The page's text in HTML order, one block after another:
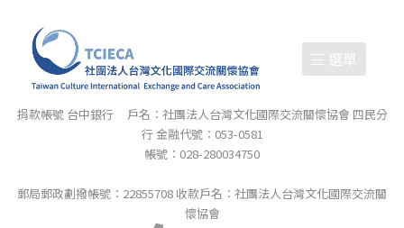
選單
捐款帳號 台中銀行 戶名：社團法人台灣文化國際交流關懷協會 四民分
行 金融代號：053-0581
帳號：028-280034750
郵局郵政劃撥帳號：22855708 收款戶名：社團法人台灣文化國際交流關
懷協會